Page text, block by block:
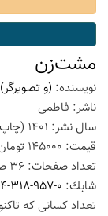
مشت‌زن
نویسنده: (و
ناشر: فاطمی
سال نشر: 1401 (چاپ
قیمت: 145000
تعداد صفحات: 36
شابك: 318-957-0
تعداد كسانی كه تاكنون